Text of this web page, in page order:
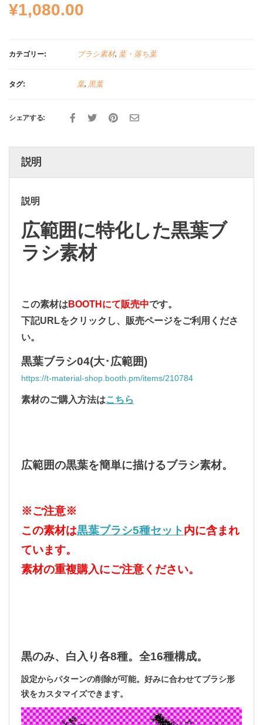
¥1,080.00
カテゴリー: ブラシ素材, 葉・落ち葉
タグ: 葉, 黒葉
シェアする:
説明
説明
広範囲に特化した黒葉ブ
ラシ素材
この素材は BOOTHにて販売中です。
下記URLをクリックし、販売ページをご利用くださ
い。
黒葉ブラシ04(大･広範囲)
https://t-material-shop.booth.pm/items/210784
素材のご購入方法はこちら
広範囲の黒葉を簡単に描けるブラシ素材。
※ご注意※
この素材は黒葉ブラシ5種セット内に含まれ
ています。
素材の重複購入にご注意ください。
黒のみ、白入り各8種。全16種構成。
設定からパターンの削除が可能。好みに合わせてブラシ形
状をカスタマイズできます。